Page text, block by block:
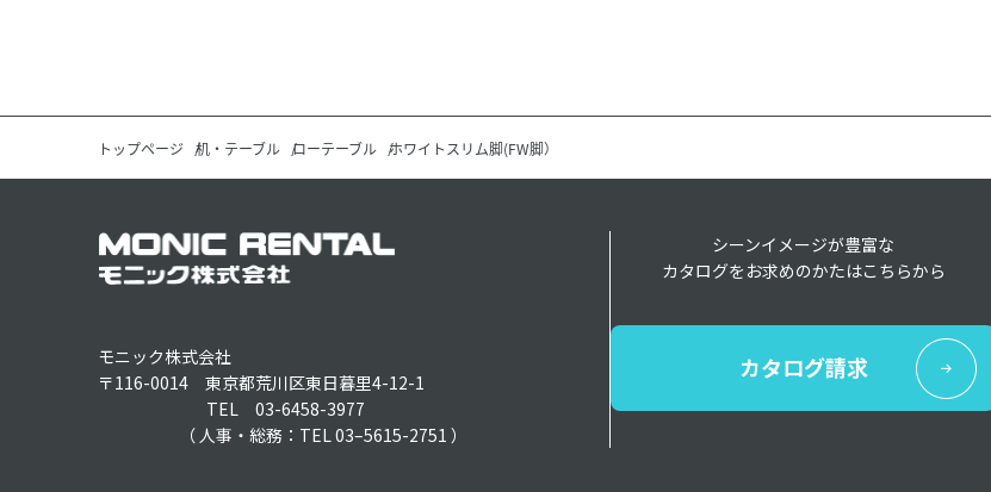
トップページ 机・テーブル ローテーブル ホワイトスリム脚(FW脚）
モニック株式会社
〒116-0014 東京都荒川区東日暮里4-12-1
TEL 03-6458-3977
（ 人事・総務：TEL 03–5615-2751 ）
シーンイメージが豊富な
カタログをお求めのかたはこちらから
カタログ請求